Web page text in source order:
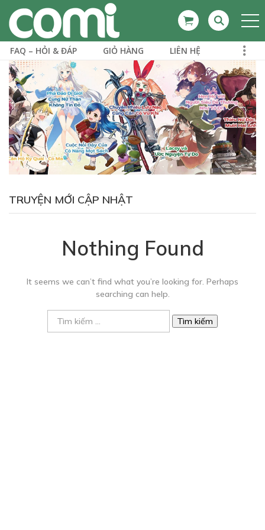
FAQ – HỎI & ĐÁP GIỎ HÀNG LIÊN HỆ
TRUYỆN MỚI CẬP NHẬT
Nothing Found
It seems we can’t find what you’re looking for. Perhaps
searching can help.